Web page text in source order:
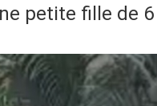
petite fille de